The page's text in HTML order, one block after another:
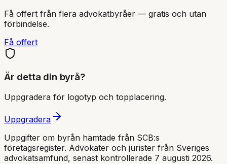
Få offert från flera advokatbyråer — gratis och utan
förbindelse.
Få offert
Är detta din byrå?
Uppgradera för logotyp och topplacering.
Uppgradera
Uppgifter om byrån hämtade från SCB:s
företagsregister. Advokater och jurister från Sveriges
advokatsamfund, senast kontrollerade 7 augusti 2026.